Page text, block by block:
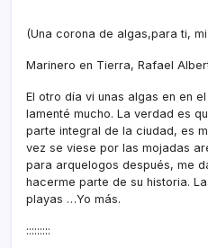
(Una corona de algas,para ti,
Marinero en Tierra, Rafael
El otro dí­a vi unas algas en en
lamenté mucho. La verdad es
parte integral de la ciudad, es
vez se viese por las mojadas
para arquelogos después, me
hacerme parte de su historia.
playas …Yo más.
:::::::::